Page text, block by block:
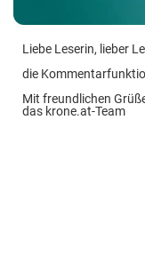
Liebe Leserin, lieber
die
Mit freundlichen
das krone.at-Team